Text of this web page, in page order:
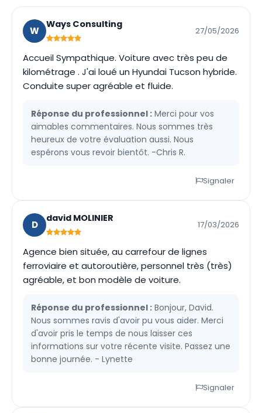
W
Ways Consulting
27/05/2026
Accueil Sympathique. Voiture avec très peu de
kilométrage . J'ai loué un Hyundai Tucson hybride.
Conduite super agréable et fluide.
Réponse du professionnel : Merci pour vos
aimables commentaires. Nous sommes très
heureux de votre évaluation aussi. Nous
espérons vous revoir bientôt. -Chris R.
Signaler
D
david MOLINIER
17/03/2026
Agence bien située, au carrefour de lignes
ferroviaire et autoroutière, personnel très (très)
agréable, et bon modèle de voiture.
Réponse du professionnel : Bonjour, David.
Nous sommes ravis d'avoir pu vous aider. Merci
d'avoir pris le temps de nous laisser ces
informations sur votre récente visite. Passez une
bonne journée. - Lynette
Signaler